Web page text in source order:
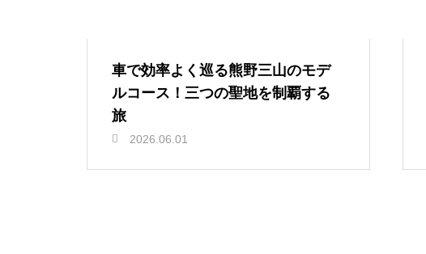
車で効率よく巡る熊野三山のモデ
ルコース！三つの聖地を制覇する
旅
2026.06.01